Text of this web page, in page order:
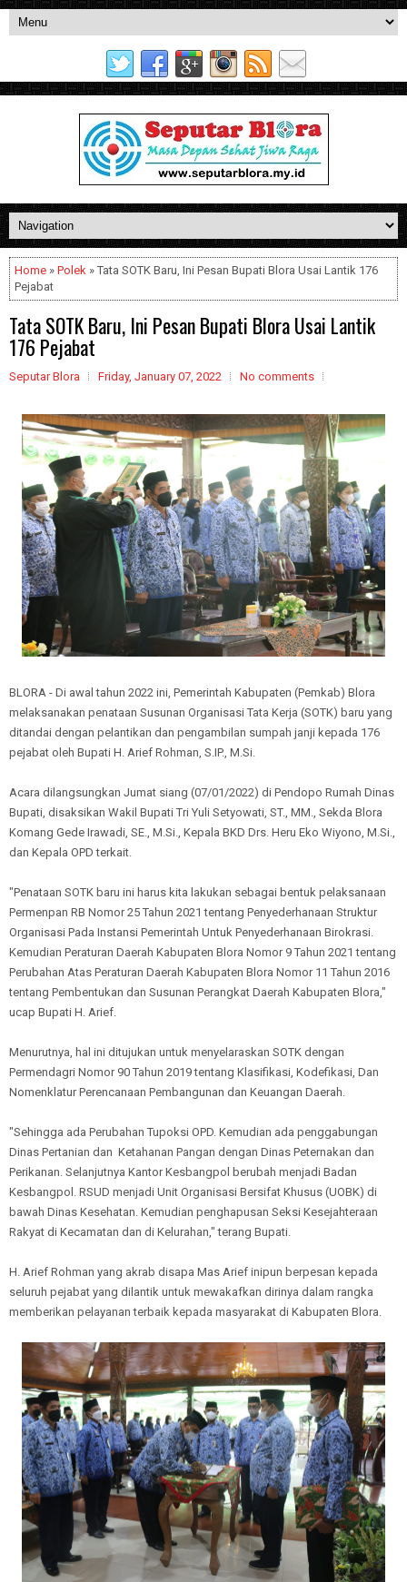
Home » Polek » Tata SOTK Baru, Ini Pesan Bupati Blora Usai Lantik 176
Pejabat
Tata SOTK Baru, Ini Pesan Bupati Blora Usai Lantik
176 Pejabat
Seputar Blora Friday, January 07, 2022 No comments
BLORA - Di awal tahun 2022 ini, Pemerintah Kabupaten (Pemkab) Blora
melaksanakan penataan Susunan Organisasi Tata Kerja (SOTK) baru yang
ditandai dengan pelantikan dan pengambilan sumpah janji kepada 176
pejabat oleh Bupati H. Arief Rohman, S.IP., M.Si.
Acara dilangsungkan Jumat siang (07/01/2022) di Pendopo Rumah Dinas
Bupati, disaksikan Wakil Bupati Tri Yuli Setyowati, ST., MM., Sekda Blora
Komang Gede Irawadi, SE., M.Si., Kepala BKD Drs. Heru Eko Wiyono, M.Si.,
dan Kepala OPD terkait.
"Penataan SOTK baru ini harus kita lakukan sebagai bentuk pelaksanaan
Permenpan RB Nomor 25 Tahun 2021 tentang Penyederhanaan Struktur
Organisasi Pada Instansi Pemerintah Untuk Penyederhanaan Birokrasi.
Kemudian Peraturan Daerah Kabupaten Blora Nomor 9 Tahun 2021 tentang
Perubahan Atas Peraturan Daerah Kabupaten Blora Nomor 11 Tahun 2016
tentang Pembentukan dan Susunan Perangkat Daerah Kabupaten Blora,"
ucap Bupati H. Arief.
Menurutnya, hal ini ditujukan untuk menyelaraskan SOTK dengan
Permendagri Nomor 90 Tahun 2019 tentang Klasifikasi, Kodefikasi, Dan
Nomenklatur Perencanaan Pembangunan dan Keuangan Daerah.
"Sehingga ada Perubahan Tupoksi OPD. Kemudian ada penggabungan
Dinas Pertanian dan Ketahanan Pangan dengan Dinas Peternakan dan
Perikanan. Selanjutnya Kantor Kesbangpol berubah menjadi Badan
Kesbangpol. RSUD menjadi Unit Organisasi Bersifat Khusus (UOBK) di
bawah Dinas Kesehatan. Kemudian penghapusan Seksi Kesejahteraan
Rakyat di Kecamatan dan di Kelurahan," terang Bupati.
H. Arief Rohman yang akrab disapa Mas Arief inipun berpesan kepada
seluruh pejabat yang dilantik untuk mewakafkan dirinya dalam rangka
memberikan pelayanan terbaik kepada masyarakat di Kabupaten Blora.